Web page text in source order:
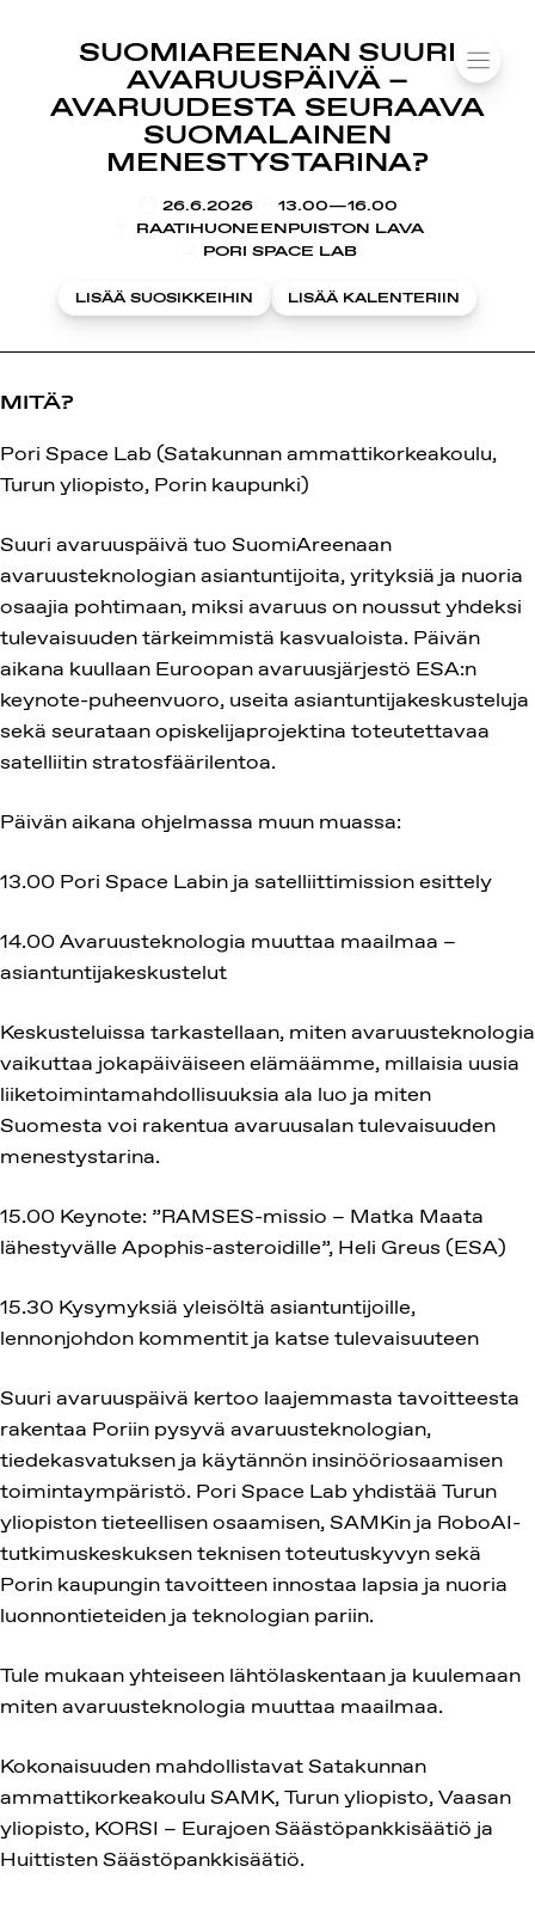
SUOMIAREENAN SUURI
AVARUUSPÄIVÄ –
AVARUUDESTA SEURAAVA
SUOMALAINEN
MENESTYSTARINA?
26.6.2026
KLO
13.00—16.00
RAATIHUONEENPUISTON LAVA
PORI SPACE LAB
LISÄÄ SUOSIKKEIHIN LISÄÄ KALENTERIIN
MITÄ?
Pori Space Lab (Satakunnan ammattikorkeakoulu,
Turun yliopisto, Porin kaupunki)
Suuri avaruuspäivä tuo SuomiAreenaan
avaruusteknologian asiantuntijoita, yrityksiä ja nuoria
osaajia pohtimaan, miksi avaruus on noussut yhdeksi
tulevaisuuden tärkeimmistä kasvualoista. Päivän
aikana kuullaan Euroopan avaruusjärjestö ESA:n
keynote-puheenvuoro, useita asiantuntijakeskusteluja
sekä seurataan opiskelijaprojektina toteutettavaa
satelliitin stratosfäärilentoa.
Päivän aikana ohjelmassa muun muassa:
13.00 Pori Space Labin ja satelliittimission esittely
14.00 Avaruusteknologia muuttaa maailmaa –
asiantuntijakeskustelut
Keskusteluissa tarkastellaan, miten avaruusteknologia
vaikuttaa jokapäiväiseen elämäämme, millaisia uusia
liiketoimintamahdollisuuksia ala luo ja miten
Suomesta voi rakentua avaruusalan tulevaisuuden
menestystarina.
15.00 Keynote: ”RAMSES-missio – Matka Maata
lähestyvälle Apophis-asteroidille”, Heli Greus (ESA)
15.30 Kysymyksiä yleisöltä asiantuntijoille,
lennonjohdon kommentit ja katse tulevaisuuteen
Suuri avaruuspäivä kertoo laajemmasta tavoitteesta
rakentaa Poriin pysyvä avaruusteknologian,
tiedekasvatuksen ja käytännön insinööriosaamisen
toimintaympäristö. Pori Space Lab yhdistää Turun
yliopiston tieteellisen osaamisen, SAMKin ja RoboAI-
tutkimuskeskuksen teknisen toteutuskyvyn sekä
Porin kaupungin tavoitteen innostaa lapsia ja nuoria
luonnontieteiden ja teknologian pariin.
Tule mukaan yhteiseen lähtölaskentaan ja kuulemaan
miten avaruusteknologia muuttaa maailmaa.
Kokonaisuuden mahdollistavat Satakunnan
ammattikorkeakoulu SAMK, Turun yliopisto, Vaasan
yliopisto, KORSI – Eurajoen Säästöpankkisäätiö ja
Huittisten Säästöpankkisäätiö.